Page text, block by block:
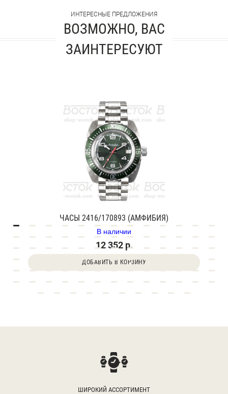
ИНТЕРЕСНЫЕ ПРЕДЛОЖЕНИЯ
ВОЗМОЖНО, ВАС
ЗАИНТЕРЕСУЮТ
ЧАСЫ 2416/170893 (АМФИБИЯ)
В наличии
12 352 р.
ДОБАВИТЬ В КОРЗИНУ
ШИРОКИЙ АССОРТИМЕНТ